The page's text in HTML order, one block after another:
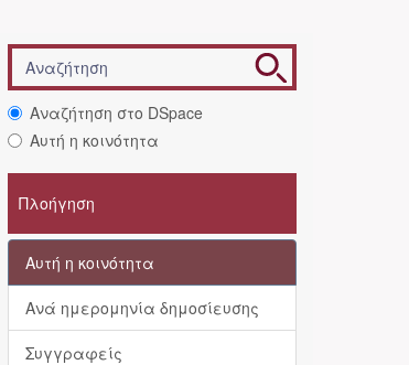
Αναζήτηση στο DSpace
Αυτή η κοινότητα
Πλοήγηση
Αυτή η κοινότητα
Ανά ημερομηνία δημοσίευσης
Συγγραφείς